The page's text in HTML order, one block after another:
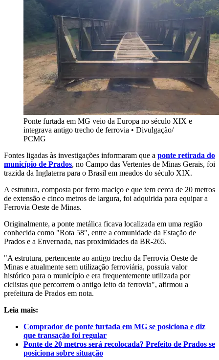
Ponte furtada em MG veio da Europa no século XIX e
integrava antigo trecho de ferrovia • Divulgação/
PCMG
Fontes ligadas às investigações informaram que a ponte retirada do
município de Prados, no Campo das Vertentes de Minas Gerais, foi
trazida da Inglaterra para o Brasil em meados do século XIX.
A estrutura, composta por ferro maciço e que tem cerca de 20 metros
de extensão e cinco metros de largura, foi adquirida para equipar a
Ferrovia Oeste de Minas.
Originalmente, a ponte metálica ficava localizada em uma região
conhecida como "Rota 58", entre a comunidade da Estação de
Prados e a Envernada, nas proximidades da BR-265.
"A estrutura, pertencente ao antigo trecho da Ferrovia Oeste de
Minas e atualmente sem utilização ferroviária, possuía valor
histórico para o município e era frequentemente utilizada por
ciclistas que percorrem o antigo leito da ferrovia", afirmou a
prefeitura de Prados em nota.
Leia mais:
Comprador de ponte furtada em MG se posiciona e diz
que transação foi regular
Ponte de 20 metros será recolocada? Prefeito de Prados se
posiciona sobre situação